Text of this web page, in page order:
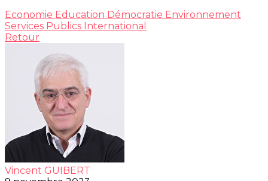
Economie Education Démocratie Environnement
Services Publics International
Retour
Vincent GUIBERT